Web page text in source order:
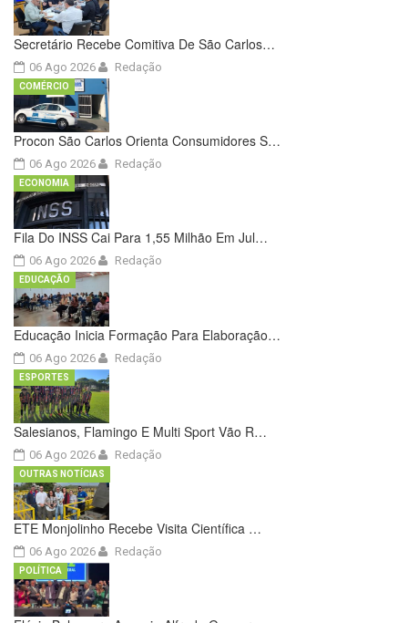
Secretário Recebe Comitiva De São Carlos…
06 Ago 2026 Redação
Procon São Carlos Orienta Consumidores S…
06 Ago 2026
COMÉRCIO
Redação
Fila Do INSS Cai Para 1,55 Milhão Em Jul…
06 Ago 2026
ECONOMIA
Redação
Educação Inicia Formação Para Elaboração…
06 Ago 2026
EDUCAÇÃO
Redação
Salesianos, Flamingo E Multi Sport Vão R…
06 Ago 2026
ESPORTES
Redação
ETE Monjolinho Recebe Visita Científica …
06 Ago 2026
OUTRAS NOTÍCIAS
Redação
POLÍTICA